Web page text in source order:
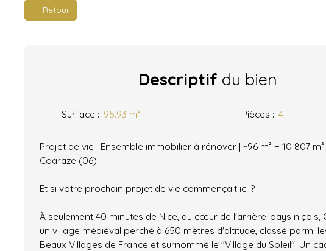
Retour
Descriptif du bien
Surface : 95.93 m² Pièces : 4
Projet de vie | Ensemble immobilier à rénover | ~96 m² + 10 807
Coaraze (06)
Et si votre prochain projet de vie commençait ici ?
À seulement 40 minutes de Nice, au cœur de l'arrière-pays niçois,
un village médiéval perché à 650 mètres d'altitude, classé parmi
Beaux Villages de France et surnommé le "Village du Soleil". Un